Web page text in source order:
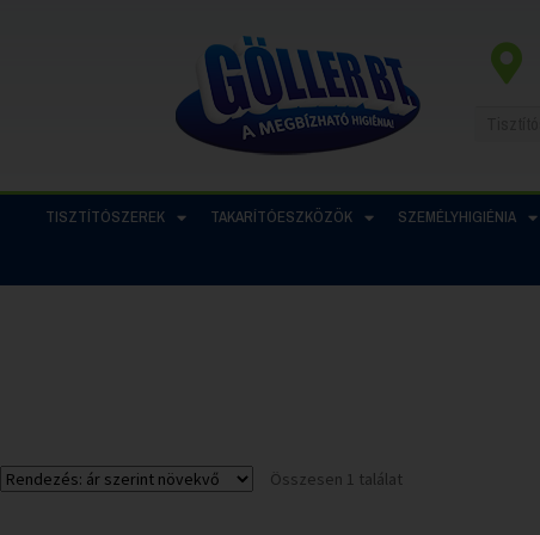
TISZTÍTÓSZEREK TAKARÍTÓESZKÖZÖK SZEMÉLYHIGIÉNIA
Összesen 1 találat